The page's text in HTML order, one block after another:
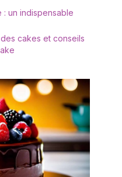
: un indispensable
cakes et conseils